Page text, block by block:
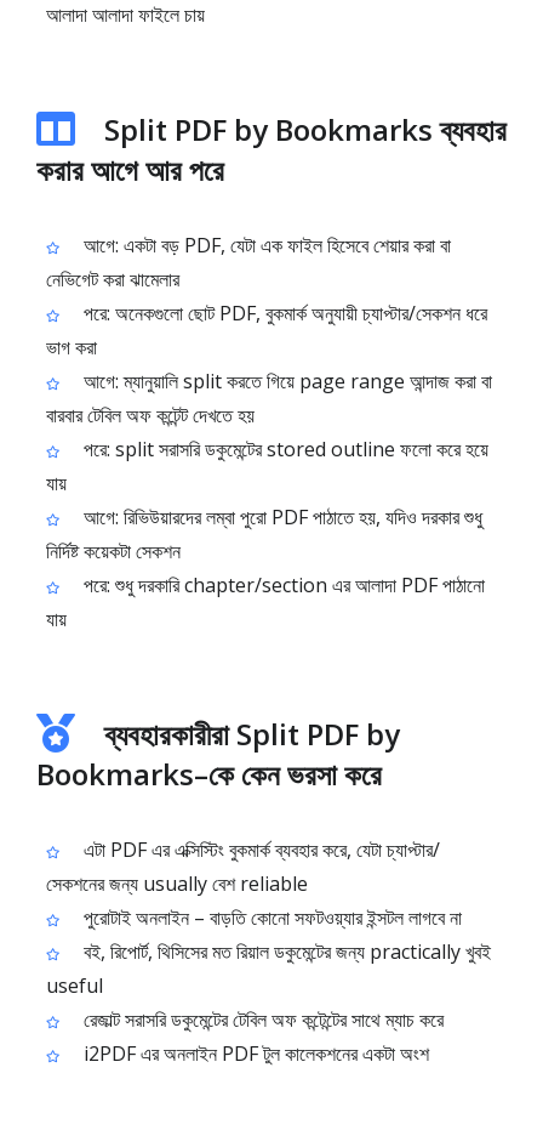
আলাদা আলাদা ফাইলে চায়
Split PDF by Bookmarks ব্যবহার
করার আগে আর পরে
আগে: একটা বড় PDF, যেটা এক ফাইল হিসেবে শেয়ার করা বা
নেভিগেট করা ঝামেলার
পরে: অনেকগুলো ছোট PDF, বুকমার্ক অনুযায়ী চ্যাপ্টার/সেকশন ধরে
ভাগ করা
আগে: ম্যানুয়ালি split করতে গিয়ে page range আন্দাজ করা বা
বারবার টেবিল অফ কন্টেন্ট দেখতে হয়
পরে: split সরাসরি ডকুমেন্টের stored outline ফলো করে হয়ে
যায়
আগে: রিভিউয়ারদের লম্বা পুরো PDF পাঠাতে হয়, যদিও দরকার শুধু
নির্দিষ্ট কয়েকটা সেকশন
পরে: শুধু দরকারি chapter/section এর আলাদা PDF পাঠানো
যায়
ব্যবহারকারীরা Split PDF by
Bookmarks–কে কেন ভরসা করে
এটা PDF এর এক্সিস্টিং বুকমার্ক ব্যবহার করে, যেটা চ্যাপ্টার/
সেকশনের জন্য usually বেশ reliable
পুরোটাই অনলাইন – বাড়তি কোনো সফটওয়্যার ইন্সটল লাগবে না
বই, রিপোর্ট, থিসিসের মত রিয়াল ডকুমেন্টের জন্য practically খুবই
useful
রেজাল্ট সরাসরি ডকুমেন্টের টেবিল অফ কন্টেন্টের সাথে ম্যাচ করে
i2PDF এর অনলাইন PDF টুল কালেকশনের একটা অংশ